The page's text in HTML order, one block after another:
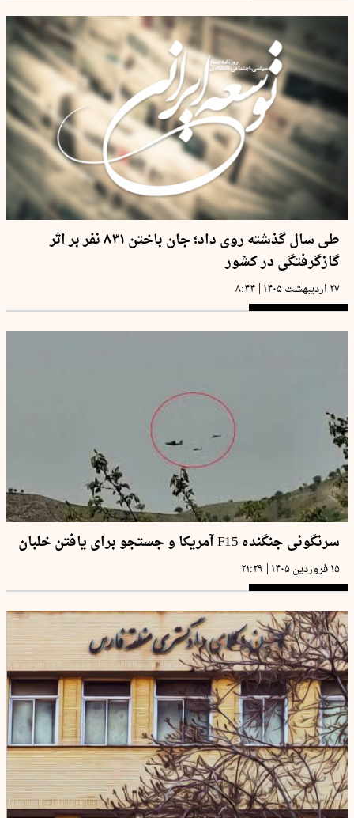
طی سال گذشته روی داد؛ جان باختن ۸۳۱ نفر بر اثر
گازگرفتگی در کشور
۲۷ اردیبهشت ۱۴۰۵ | ۸:۴۴
سرنگونی جنگنده F15 آمریکا و جستجو برای یافتن خلبان
۱۵ فروردین ۱۴۰۵ | ۲۱:۲۹